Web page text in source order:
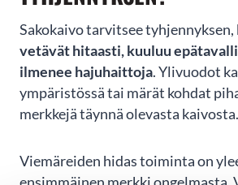
Sakokaivo tarvitsee tyhjennyksen,
vetävät hitaasti, kuuluu
ilmenee hajuhaittoja. Ylivuodot
ympäristössä tai märät kohdat
merkkejä täynnä olevasta kaivosta.
Viemäreiden hidas toiminta on